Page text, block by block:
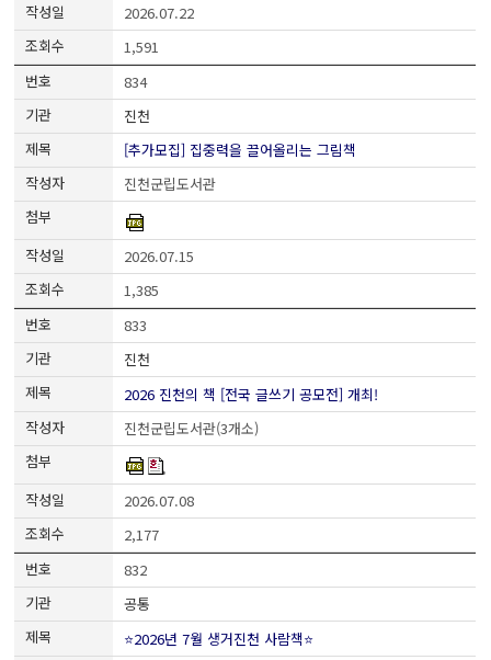
2026.07.22
1,591
834
진천
[추가모집] 집중력을 끌어올리는 그림책
진천군립도서관
2026.07.15
1,385
833
진천
2026 진천의 책 [전국 글쓰기 공모전] 개최!
진천군립도서관(3개소)
2026.07.08
2,177
832
공통
⭐2026년 7월 생거진천 사람책⭐